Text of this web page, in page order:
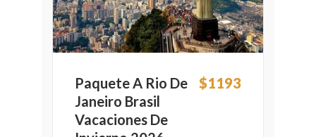
Paquete A Rio De
Janeiro Brasil
Vacaciones De
$1193